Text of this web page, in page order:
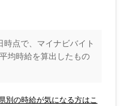
点で、マイナビバイト
均時給を算出したもの
別の時給が気になる方はこ